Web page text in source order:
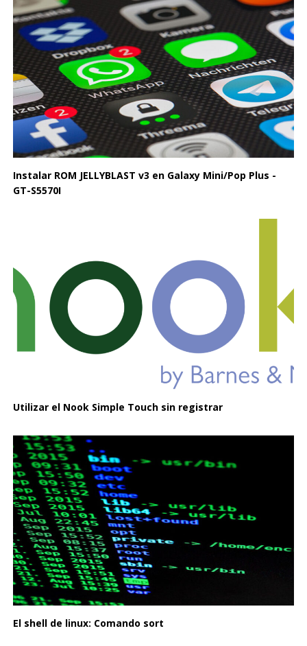
Instalar ROM JELLYBLAST v3 en Galaxy Mini/Pop Plus -
GT-S5570I
Utilizar el Nook Simple Touch sin registrar
El shell de linux: Comando sort